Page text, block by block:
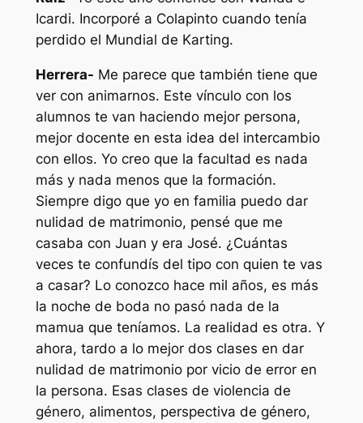
Icardi. Incorporé a Colapinto cuando tenía
perdido el Mundial de Karting.
Herrera- Me parece que también tiene que
ver con animarnos. Este vínculo con los
alumnos te van haciendo mejor persona,
mejor docente en esta idea del intercambio
con ellos. Yo creo que la facultad es nada
más y nada menos que la formación.
Siempre digo que yo en familia puedo dar
nulidad de matrimonio, pensé que me
casaba con Juan y era José. ¿Cuántas
veces te confundís del tipo con quien te vas
a casar? Lo conozco hace mil años, es más
la noche de boda no pasó nada de la
mamua que teníamos. La realidad es otra. Y
ahora, tardo a lo mejor dos clases en dar
nulidad de matrimonio por vicio de error en
la persona. Esas clases de violencia de
género, alimentos, perspectiva de género,